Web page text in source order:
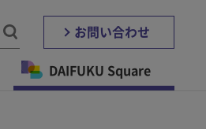
お問い合わせ
DAIFUKU Square